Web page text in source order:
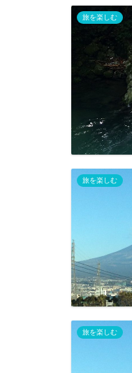
旅を楽しむ
旅を楽しむ
旅を楽しむ